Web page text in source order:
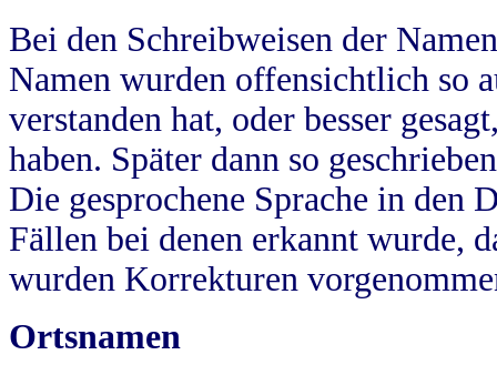
Bei den Schreibweisen der
Namen wurden offensichtlich so
verstanden hat, oder besser
haben. Später dann so
Die gesprochene Sprache in
Fällen bei denen erkannt wurde,
wurden Korrekturen
Ortsnamen